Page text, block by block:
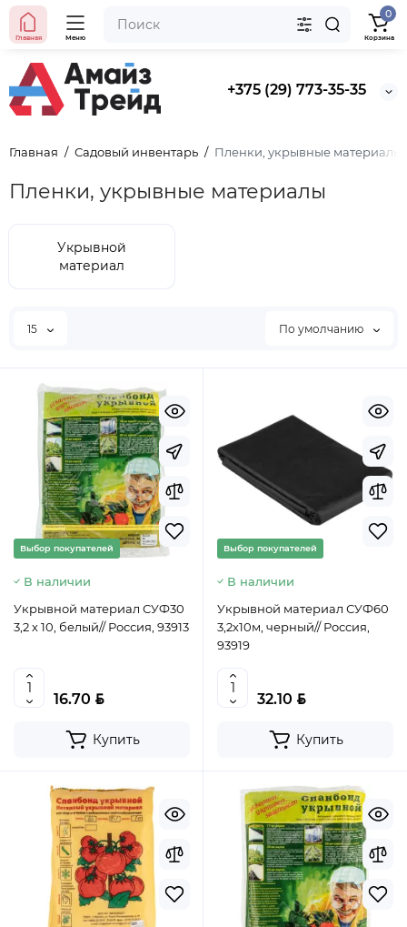
+375 (29) 773-35-35
Главная Меню
0
Корзина
Главная Садовый инвентарь Пленки, укрывные материалы
Пленки, укрывные материалы
Укрывной
материал
15 По умолчанию
Выбор покупателей
В наличии
Укрывной материал СУФ30
3,2 х 10, белый// Россия, 93913
16.70 BYN
Купить
Выбор покупателей
В наличии
Укрывной материал СУФ60
3,2х10м, черный// Россия,
93919
32.10 BYN
Купить